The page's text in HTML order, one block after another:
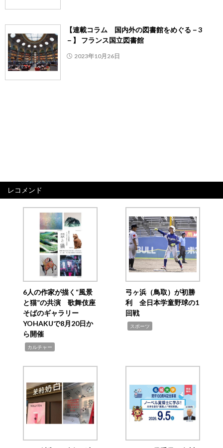
【連載コラム 国内外の図書館をめぐる－3
－】 フランス国立図書館
2023年10月26日
レコメンド
6人の作家が描く“風景
と猫”の共演 歌舞伎座
そばのギャラリー
YOHAKUで8月20日か
ら開催
カルチャー
弓ヶ浜（鳥取）が初勝
利 全日本学童野球の1
回戦
スポーツ